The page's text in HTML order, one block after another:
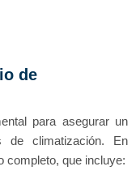
de
para asegurar un
de climatización. En
completo, que incluye: